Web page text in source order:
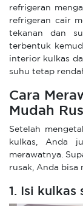
refrigeran
refrigeran cair
tekanan dan
terbentuk
interior kulkas
suhu tetap
Cara
Mudah
Setelah
kulkas, Anda
merawatnya.
rusak, Anda bisa
1. Isi kulkas